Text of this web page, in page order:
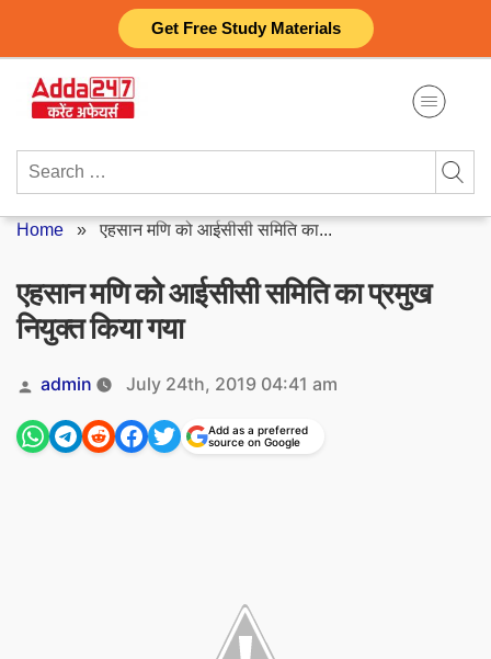
Get Free Study Materials
content
Search
Home »एहसान मणि को आईसीसी समिति का...
एहसान मणि को आईसीसी समिति का प्रमुख
नियुक्त किया गया
Posted
by
admin July 24th, 2019 04:41 am
Add as a preferred
source on Google